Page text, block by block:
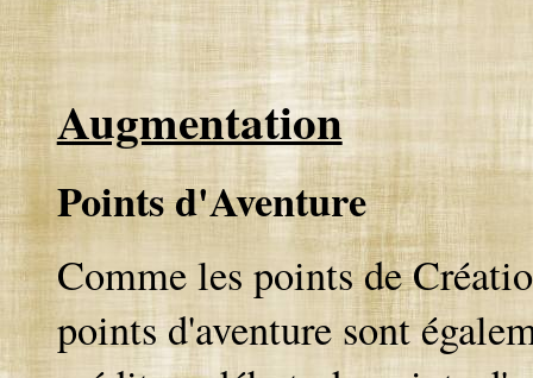
Augmentation
Points d'Aventure
Comme les points de
points d'aventure sont